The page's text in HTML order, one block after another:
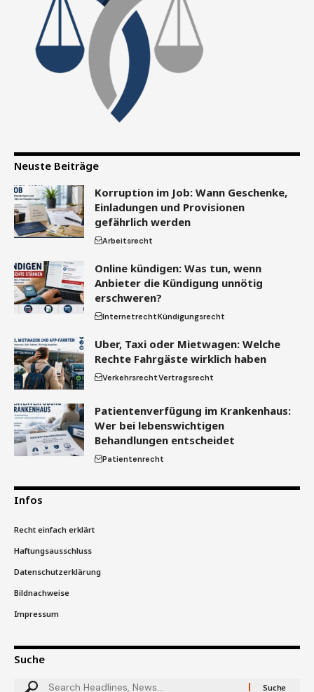
Neuste Beiträge
Korruption im Job: Wann Geschenke,
Einladungen und Provisionen
gefährlich werden
Arbeitsrecht
Online kündigen: Was tun, wenn
Anbieter die Kündigung unnötig
erschweren?
InternetrechtKündigungsrecht
Uber, Taxi oder Mietwagen: Welche
Rechte Fahrgäste wirklich haben
VerkehrsrechtVertragsrecht
Patientenverfügung im Krankenhaus:
Wer bei lebenswichtigen
Behandlungen entscheidet
Patientenrecht
Infos
Recht einfach erklärt
Haftungsausschluss
Datenschutzerklärung
Bildnachweise
Impressum
Suche